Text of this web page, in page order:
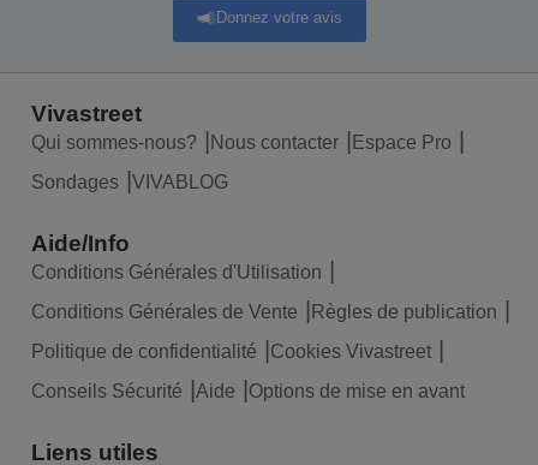
Donnez votre avis
Vivastreet
Qui sommes-nous? Nous contacter
Espace Pro
Sondages
VIVABLOG
Aide/Info
Conditions Générales d'Utilisation
Conditions Générales de Vente
Règles de publication
Politique de confidentialité
Cookies Vivastreet
Conseils Sécurité
Aide Options de mise en avant
Liens utiles